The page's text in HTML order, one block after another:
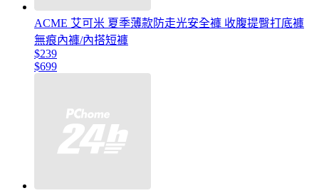
ACME 艾可米 夏季薄款防走光安全褲 收腹提臀打底褲
無痕內褲/內搭短褲
$239
$699